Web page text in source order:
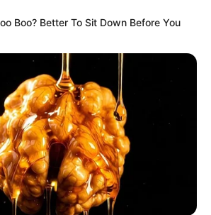
Tempest
Boo? Better To Sit Down Before You